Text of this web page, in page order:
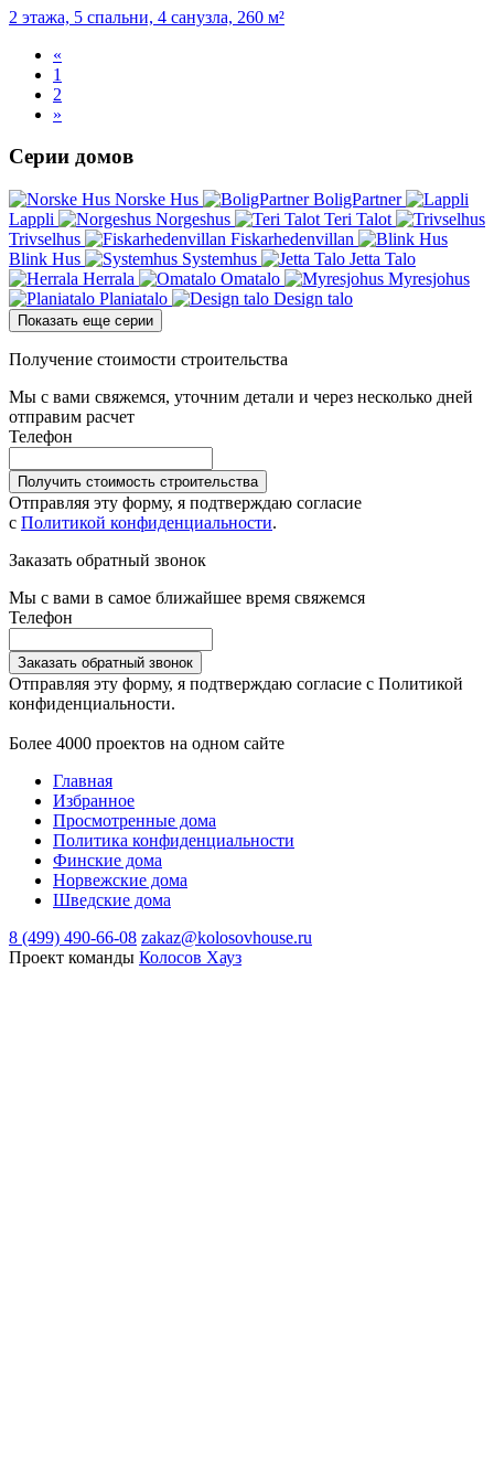
2 этажа, 5 спальни, 4 санузла, 260 м²
«
1
2
»
Серии домов
Norske Hus
BoligPartner
Lappli
Norgeshus
Teri Talot
Trivselhus
Fiskarhedenvillan
Blink Hus
Systemhus
Jetta Talo
Herrala
Omatalo
Myresjohus
Planiatalo
Design talo
Показать еще серии
Получение стоимости строительства
Мы с вами свяжемся, уточним детали и через несколько дней
отправим расчет
Телефон
Получить стоимость строительства
Отправляя эту форму, я подтверждаю согласие
с Политикой конфиденциальности.
Заказать обратный звонок
Мы с вами в самое ближайшее время свяжемся
Телефон
Заказать обратный звонок
Отправляя эту форму, я подтверждаю согласие с Политикой
конфиденциальности.
Более 4000 проектов на одном сайте
Главная
Избранное
Просмотренные дома
Политика конфиденциальности
Финские дома
Норвежские дома
Шведские дома
8 (499) 490-66-08 zakaz@kolosovhouse.ru
Проект команды Колосов Хауз